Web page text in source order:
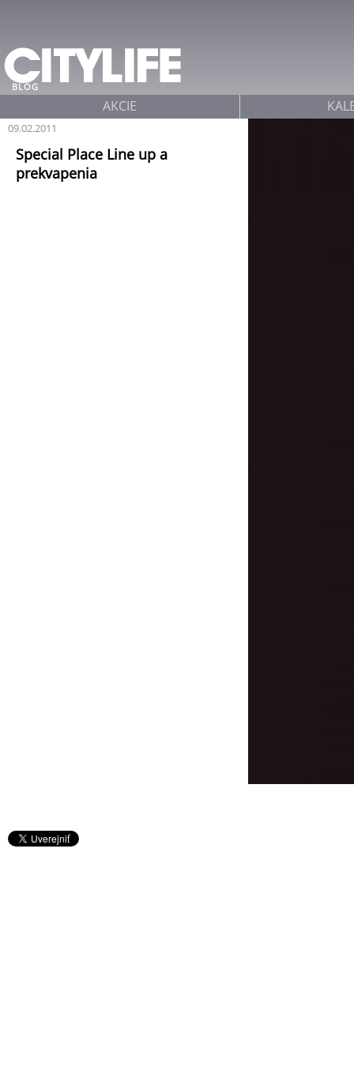
09.02.2011
BLOG
Special Place Line up a
prekvapenia
AKCIE